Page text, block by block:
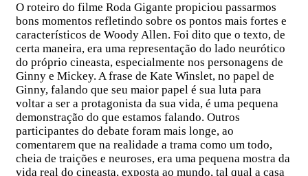
O roteiro do filme Roda Gigante propiciou passarmos
bons momentos refletindo sobre os pontos mais fortes e
característicos de Woody Allen. Foi dito que o texto, de
certa maneira, era uma representação do lado neurótico
do próprio cineasta, especialmente nos personagens de
Ginny e Mickey. A frase de Kate Winslet, no papel de
Ginny, falando que seu maior papel é sua luta para
voltar a ser a protagonista da sua vida, é uma pequena
demonstração do que estamos falando. Outros
participantes do debate foram mais longe, ao
comentarem que na realidade a trama como um todo,
cheia de traições e neuroses, era uma pequena mostra da
vida real do cineasta, exposta ao mundo, tal qual a casa